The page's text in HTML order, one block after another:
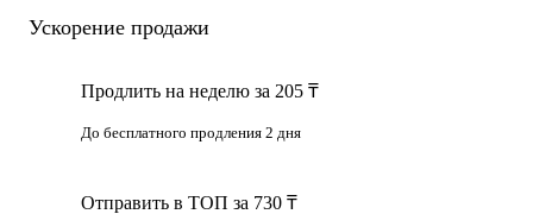
Ускорение продажи
Продлить на неделю за 205 ₸
До бесплатного продления 2 дня
Отправить в ТОП за 730 ₸